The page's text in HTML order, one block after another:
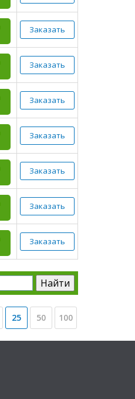
Заказать
Заказать
Заказать
Заказать
Заказать
Заказать
Заказать
25 50 100